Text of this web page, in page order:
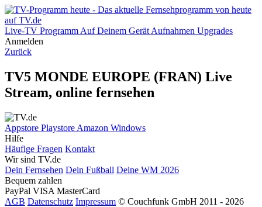
Live-TV Programm Auf Deinem Gerät Aufnahmen Upgrades
Anmelden
Zurück
TV5 MONDE EUROPE (FRAN) Live
Stream, online fernsehen
Appstore Playstore Amazon Windows
Hilfe
Häufige Fragen Kontakt
Wir sind TV.de
Dein Fernsehen Dein Fußball Deine WM 2026
Bequem zahlen
PayPal VISA MasterCard
AGB Datenschutz Impressum © Couchfunk GmbH 2011 - 2026